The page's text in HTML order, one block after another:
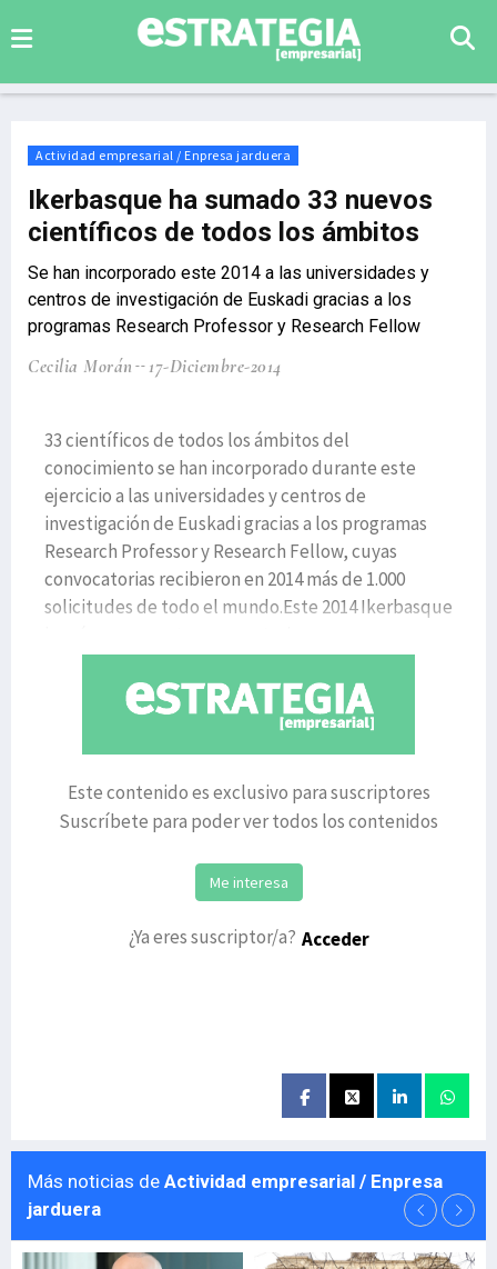
Actividad empresarial / Enpresa jarduera
Ikerbasque ha sumado 33 nuevos
científicos de todos los ámbitos
Se han incorporado este 2014 a las universidades y
centros de investigación de Euskadi gracias a los
programas Research Professor y Research Fellow
Cecilia Morán 17-Diciembre-2014
33 científicos de todos los ámbitos del
conocimiento se han incorporado durante este
ejercicio a las universidades y centros de
investigación de Euskadi gracias a los programas
Research Professor y Research Fellow, cuyas
convocatorias recibieron en 2014 más de 1.000
solicitudes de todo el mundo.Este 2014 Ikerbasque
Este contenido es exclusivo para suscriptores
Suscríbete para poder ver todos los contenidos
Me interesa
¿Ya eres suscriptor/a? Acceder
Más noticias de Actividad empresarial / Enpresa
jarduera